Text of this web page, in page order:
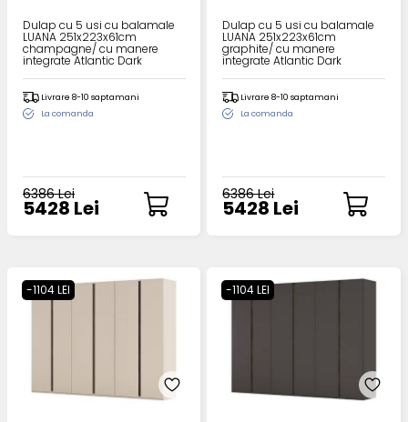
Dulap cu 5 usi cu balamale
LUANA 251x223x61cm
champagne/ cu manere
integrate Atlantic Dark
Livrare 8-10 saptamani
La comanda
6386 Lei
5428 Lei
Dulap cu 5 usi cu balamale
LUANA 251x223x61cm
graphite/ cu manere
integrate Atlantic Dark
Livrare 8-10 saptamani
La comanda
6386 Lei
5428 Lei
-1104 LEI -1104 LEI